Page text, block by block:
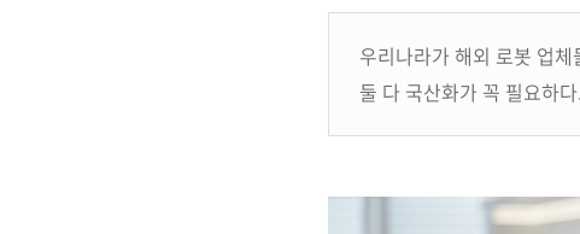
우리나라가 해외 로봇 업
둘 다 국산화가 꼭 필요하